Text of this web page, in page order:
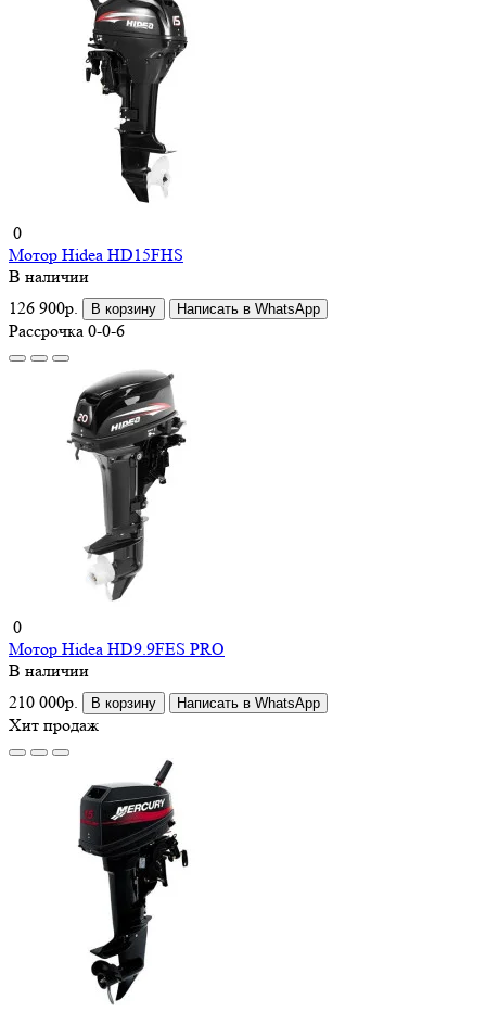
0
Мотор Hidea HD15FHS
В наличии
126 900р.
В корзину Написать в WhatsApp
Рассрочка 0-0-6
0
Мотор Hidea HD9.9FES PRO
В наличии
210 000р.
В корзину Написать в WhatsApp
Хит продаж